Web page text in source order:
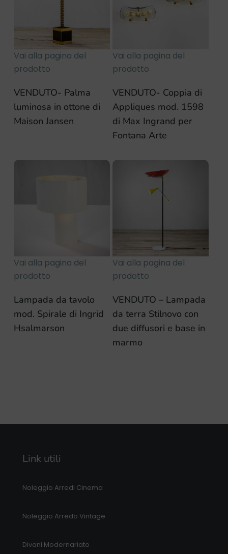
Vai alla pagina del
prodotto
VENDUTO- Palma
luminosa in ottone di
Maison Jansen
Vai alla pagina del
prodotto
VENDUTO- Coppia di
Appliques mod. 1598
di Max Ingrand per
Fontana Arte
Vai alla pagina del
prodotto
Lampada da tavolo
mod. Spirale di Ingrid
Hsalmarson
Vai alla pagina del
prodotto
VENDUTO – Lampada
da terra Stilnovo con
due diffusori e base in
marmo
Link utili
Noleggio Arredi Cinema
Noleggio Arredo Vintage
Divani Modernariato